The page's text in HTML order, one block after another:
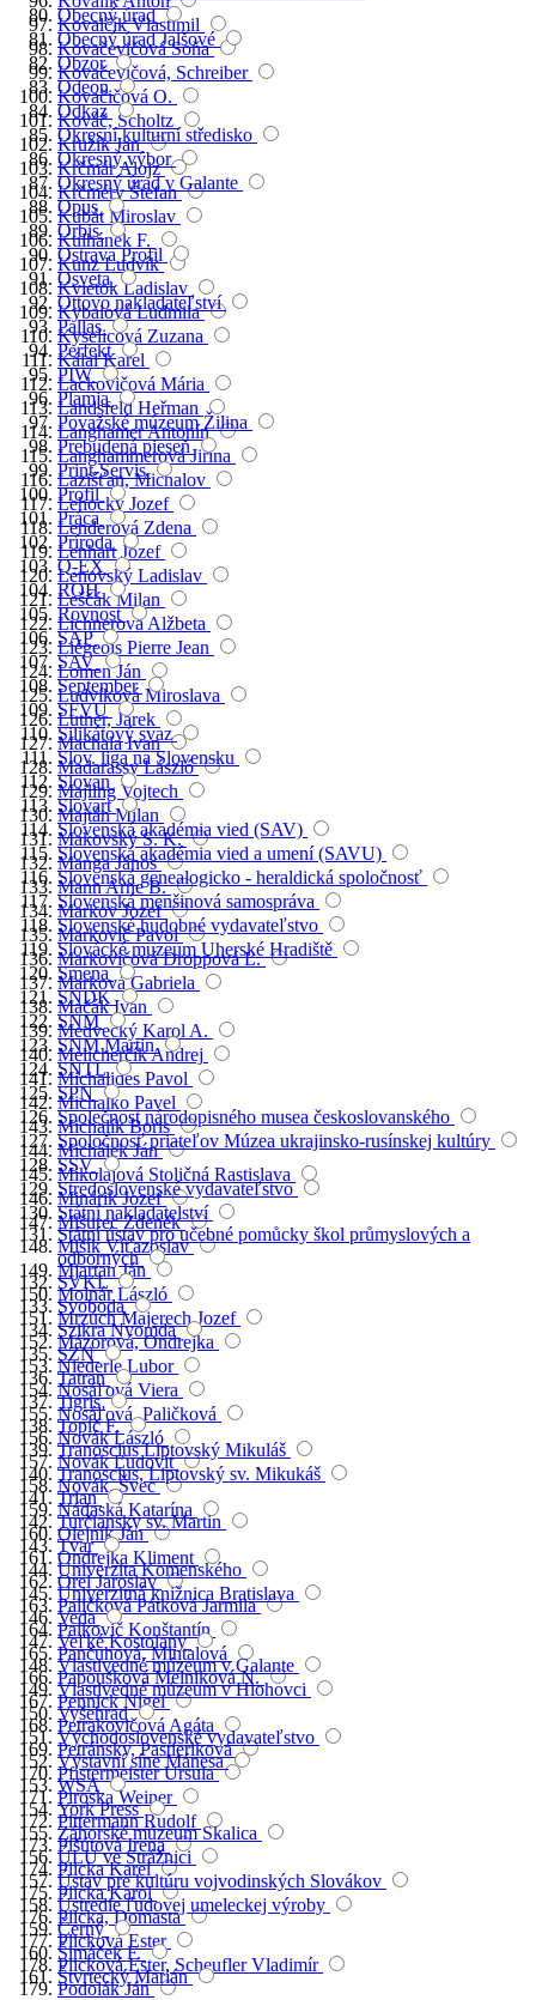
Kovalčík Vlastimil
Kovačevičová Soňa
Kovačevičová, Schreiber
Kovačičová O.
Kováč, Scholtz
Kružík Jan
Krčmár Alojz
Krčméry Štefan
Kubát Miroslav
Kulhánek F.
Kunz Ludvík
Kvietok Ladislav
Kybalová Ludmila
Kyselicová Zuzana
Kálal Karel
Lackovičová Mária
Landsfeld Heřman
Langhamer Antonín
Langhammerová Jiřina
Lazišťan, Michalov
Lehocký Jozef
Lenderová Zdena
Lenhart Jozef
Lenovský Ladislav
Leščák Milan
Lichnerová Alžbeta
Liégeois Pierre Jean
Lomen Ján
Ludvíková Miroslava
Luther, Járek
Machala Ivan
Madarassy László
Majling Vojtech
Majtán Milan
Makovský S. K.
Manga János
Mann Arne B.
Markov Jozef
Markovič Pavol
Markovičová Droppová Ľ.
Marková Gabriela
Mačák Ivan
Medvecký Karol A.
Melicherčík Andrej
Michalides Pavol
Michalko Pavel
Michalík Boris
Michálek Ján
Mikolajová Stoličná Rastislava
Minárik Jozef
Mišurec Zdeněk
Mišík Víťazoslav
Mjartan Ján
Molnár László
Mrzúch Majerech Jozef
Mázorová, Ondrejka
Niederle Lubor
Nosáľová Viera
Nosáľová, Paličková
Novák László
Novák Ľudovít
Novák, Švec
Nádaská Katarína
Olejník Ján
Ondrejka Kliment
Orel Jaroslav
Paličková Pátková Jarmila
Palkovič Konštantín
Pančuhová, Mintalová
Papoušková Melniková N.
Pennick Nigel
Petrakovičová Agáta
Petránsky, Pastieriková
Pfistermeister Ursula
Piroska Weiner
Pittermann Rudolf
Pišútová Irena
Plicka Karel
Plicka Karol
Plicka, Domasta
Plicková Ester
Plicková Ester, Scheufler Vladimír
Podolák Ján
Obecný úrad
Obecný úrad Jalšové
Obzor
Odeon
Odkaz
Okresní kulturní středisko
Okresný výbor
Okresný úrad v Galante
Opus
Orbis
Ostrava Profil
Osveta
Ottovo nakladateľství
Pallas
Perfekt
PIW
Plamja
Považské múzeum Žilina
Prebudená pieseň
Print-Servis
Profil
Práca
Príroda
Q-EX
ROH
Rovnost
SAP
SAV
September
SFVU
Silikátový svaz
Slov. liga na Slovensku
Slovan
Slovart
Slovenská akadémia vied (SAV)
Slovenská akadémia vied a umení (SAVU)
Slovenská genealogicko - heraldická spoločnosť
Slovenská menšinová samospráva
Slovenské hudobné vydavateľstvo
Slovácké muzeum Uherské Hradiště
Smena
SNDK
SNM
SNM Martin
SNTL
SPN
Společnost národopisného musea českoslovanského
Spoločnosť priateľov Múzea ukrajinsko-rusínskej kultúry
SSV
Stredoslovenské vydavateľstvo
Státní nakladatelství
Státní ústav pro učebné pomůcky škol průmyslových a
odborných
SVKL
Svoboda
Szikra Nyomda
SZN
Tatran
Tigris
Topič F.
Tranoscius Liptovský Mikuláš
Tranoscius, Liptovský sv. Mikukáš
Trian
Turčiansky sv. Martin
Tvar
Univerzita Komenského
Univerzitná knižnica Bratislava
Veda
Veľké Kostolany
Vlastivedné múzeum v Galante
Vlastivedné múzeum v Hlohovci
Vyšehrad
Východoslovenské vydavateľstvo
Výstavní síne Mánesa
WSA
York Press
Záhorské múzeum Skalica
ÚLU ve Strážnici
Ústav pre kultúru vojvodinských Slovákov
Ústredie ľudovej umeleckej výroby
Černý
Šimáček F.
Štvrtecký Marián